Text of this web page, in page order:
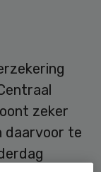
zeker
daarvoor te